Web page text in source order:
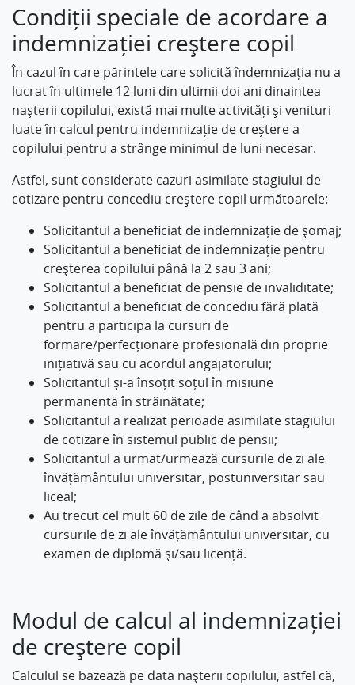
Condiții speciale de acordare a
indemnizației creștere copil
În cazul în care părintele care solicită îndemnizația nu a
lucrat în ultimele 12 luni din ultimii doi ani dinaintea
nașterii copilului, există mai multe activități și venituri
luate în calcul pentru indemnizație de creștere a
copilului pentru a strânge minimul de luni necesar.
Astfel, sunt considerate cazuri asimilate stagiului de
cotizare pentru concediu creștere copil următoarele:
Solicitantul a beneficiat de indemnizație de șomaj;
Solicitantul a beneficiat de indemnizație pentru
creșterea copilului până la 2 sau 3 ani;
Solicitantul a beneficiat de pensie de invaliditate;
Solicitantul a beneficiat de concediu fără plată
pentru a participa la cursuri de
formare/perfecționare profesională din proprie
inițiativă sau cu acordul angajatorului;
Solicitantul și-a însoțit soțul în misiune
permanentă în străinătate;
Solicitantul a realizat perioade asimilate stagiului
de cotizare în sistemul public de pensii;
Solicitantul a urmat/urmează cursurile de zi ale
învățământului universitar, postuniversitar sau
liceal;
Au trecut cel mult 60 de zile de când a absolvit
cursurile de zi ale învățământului universitar, cu
examen de diplomă și/sau licență.
Modul de calcul al indemnizației
de creștere copil
Calculul se bazează pe data nașterii copilului, astfel că,